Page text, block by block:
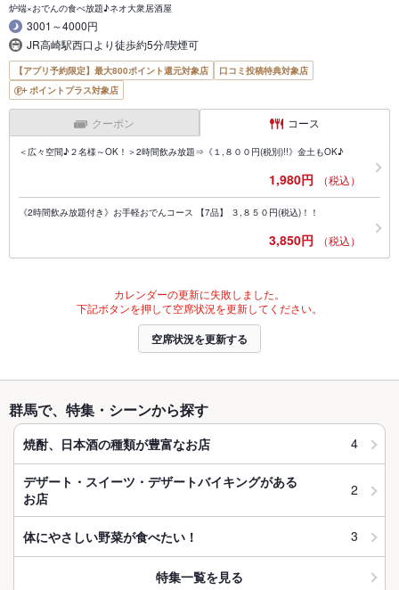
炉端×おでんの食べ放題♪ネオ大衆居酒屋
3001～4000円
JR高崎駅西口より徒歩約5分/喫煙可
【アプリ予約限定】最大800ポイント還元対象店
口コミ投稿特典対象店
ポイントプラス対象店
クーポン コース
＜広々空間♪２名様～OK！＞2時間飲み放題⇒《１,８００円(税別)!!》金土もOK♪
1,980円 （税込）
《2時間飲み放題付き》お手軽おでんコース 【7品】 ３,８５０円(税込)！！
3,850円 （税込）
カレンダーの更新に失敗しました。
下記ボタンを押して空席状況を更新してください。
空席状況を更新する
群馬で、特集・シーンから探す
焼酎、日本酒の種類が豊富なお店 4
デザート・スイーツ・デザートバイキングがある
お店
2
体にやさしい野菜が食べたい！ 3
特集一覧を見る